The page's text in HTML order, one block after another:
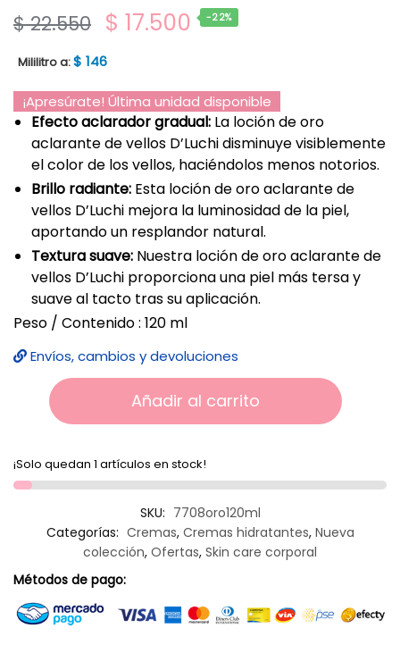
$22.550 $ 17.500 -22%
Mililitro a:$ 146
¡Apresúrate! Última unidad disponible
Efecto aclarador gradual: La loción de oro
aclarante de vellos D’Luchi disminuye visiblemente
el color de los vellos, haciéndolos menos notorios.
Brillo radiante: Esta loción de oro aclarante de
vellos D’Luchi mejora la luminosidad de la piel,
aportando un resplandor natural.
Textura suave: Nuestra loción de oro aclarante de
vellos D’Luchi proporciona una piel más tersa y
suave al tacto tras su aplicación.
Peso / Contenido : 120 ml
Envíos, cambios y devoluciones
Añadir al carrito
¡Solo quedan 1 artículos en stock!
SKU: 7708oro120ml
Categorías: Cremas, Cremas hidratantes, Nueva
colección, Ofertas, Skin care corporal
Métodos de pago: